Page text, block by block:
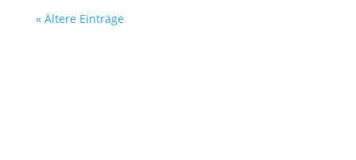
« Ältere Einträge